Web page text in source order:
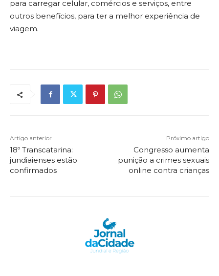
para carregar celular, comércios e serviços, entre
outros benefícios, para ter a melhor experiência de
viagem.
Artigo anterior
18º Transcatarina:
jundiaienses estão
confirmados
Próximo artigo
Congresso aumenta
punição a crimes sexuais
online contra crianças